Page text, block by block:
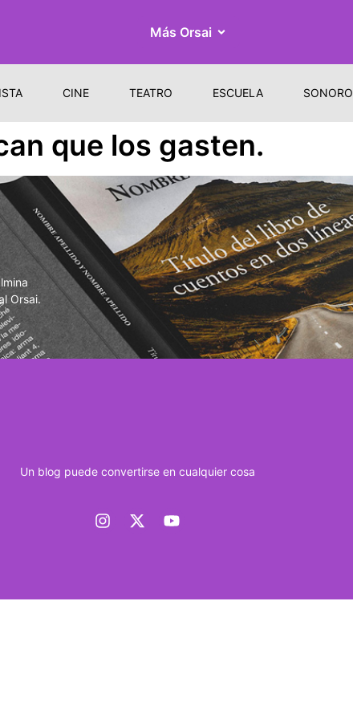
Más Orsai
CINE TEATRO ESCUELA SONORO
que los gasten.
Orsai.
Un blog puede convertirse en cualquier cosa